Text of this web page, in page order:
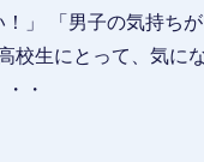
」 「男子の気持ち
生にとって、気に
・